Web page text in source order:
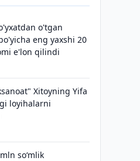
o'tgan
eng yaxshi 20
e'lon qilindi
Xitoyning Yifa
loyihalarni
so‘mlik